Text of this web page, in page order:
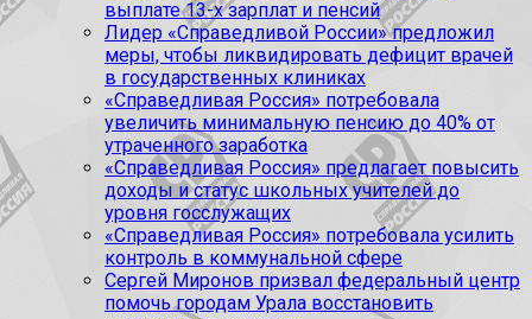
выплате 13-х зарплат и пенсий
Лидер «Справедливой России» предложил
меры, чтобы ликвидировать дефицит врачей
в государственных клиниках
«Справедливая Россия» потребовала
увеличить минимальную пенсию до 40% от
утраченного заработка
«Справедливая Россия» предлагает повысить
доходы и статус школьных учителей до
уровня госслужащих
«Справедливая Россия» потребовала усилить
контроль в коммунальной сфере
Сергей Миронов призвал федеральный центр
помочь городам Урала восстановить